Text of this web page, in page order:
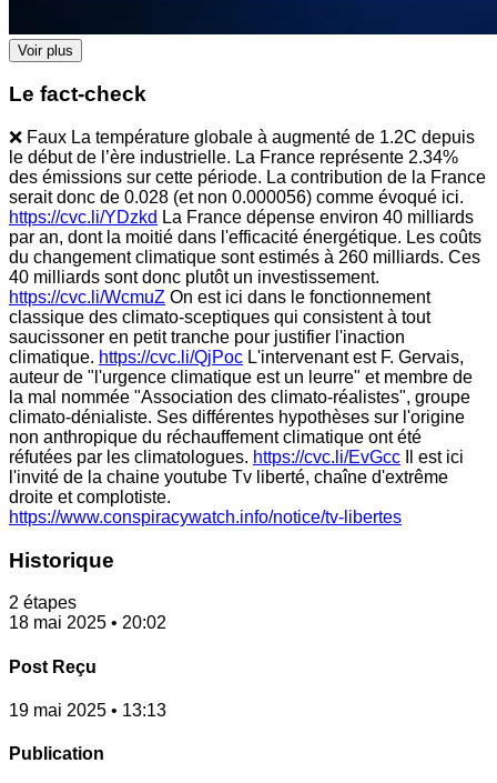
Voir plus
Le fact-check
❌ Faux La température globale à augmenté de 1.2C depuis
le début de l’ère industrielle. La France représente 2.34%
des émissions sur cette période. La contribution de la France
serait donc de 0.028 (et non 0.000056) comme évoqué ici.
https://cvc.li/YDzkd La France dépense environ 40 milliards
par an, dont la moitié dans l'efficacité énergétique. Les coûts
du changement climatique sont estimés à 260 milliards. Ces
40 milliards sont donc plutôt un investissement.
https://cvc.li/WcmuZ On est ici dans le fonctionnement
classique des climato-sceptiques qui consistent à tout
saucissoner en petit tranche pour justifier l'inaction
climatique. https://cvc.li/QjPoc L'intervenant est F. Gervais,
auteur de "l'urgence climatique est un leurre" et membre de
la mal nommée "Association des climato-réalistes", groupe
climato-dénialiste. Ses différentes hypothèses sur l'origine
non anthropique du réchauffement climatique ont été
réfutées par les climatologues. https://cvc.li/EvGcc Il est ici
l'invité de la chaine youtube Tv liberté, chaîne d'extrême
droite et complotiste.
https://www.conspiracywatch.info/notice/tv-libertes
Historique
2 étapes
18 mai 2025 • 20:02
Post Reçu
19 mai 2025 • 13:13
Publication